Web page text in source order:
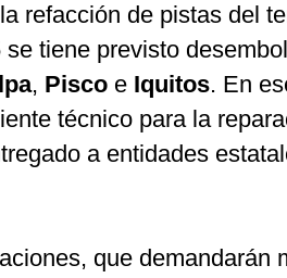
refacción de pistas del
tiene previsto
, Pisco e Iquitos. En
técnico para la
a entidades
que demandarán